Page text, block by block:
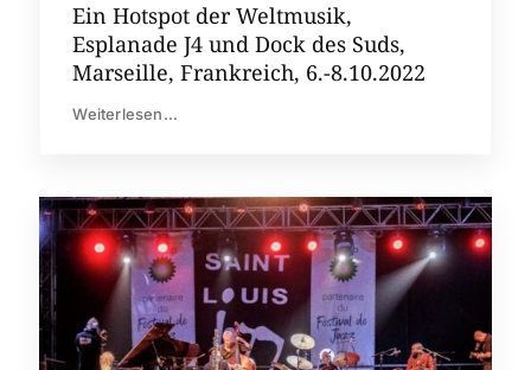
Ein Hotspot der Weltmusik,
Esplanade J4 und Dock des Suds,
Marseille, Frankreich, 6.-8.10.2022
Weiterlesen...